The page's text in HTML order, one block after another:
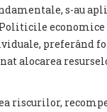
s-au
preferând
alocarea
riscurilor,